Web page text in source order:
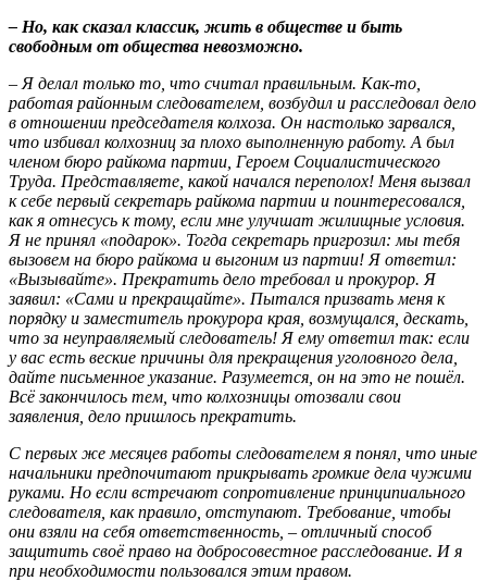
– Но, как сказал классик, жить в обществе и быть
свободным от общества невозможно.
– Я делал только то, что считал правильным. Как-то,
работая районным следователем, возбудил и расследовал дело
в отношении председателя колхоза. Он настолько зарвался,
что избивал колхозниц за плохо выполненную работу. А был
членом бюро райкома партии, Героем Социалистического
Труда. Представляете, какой начался переполох! Меня вызвал
к себе первый секретарь райкома партии и поинтересовался,
как я отнесусь к тому, если мне улучшат жилищные условия.
Я не принял «подарок». Тогда секретарь пригрозил: мы тебя
вызовем на бюро райкома и выгоним из партии! Я ответил:
«Вызывайте». Прекратить дело требовал и прокурор. Я
заявил: «Сами и прекращайте». Пытался призвать меня к
порядку и заместитель прокурора края, возмущался, дескать,
что за неуправляемый следователь! Я ему ответил так: если
у вас есть веские причины для прекращения уголовного дела,
дайте письменное указание. Разумеется, он на это не пошёл.
Всё закончилось тем, что колхозницы отозвали свои
заявления, дело пришлось прекратить.
С первых же месяцев работы следователем я понял, что иные
начальники предпочитают прикрывать громкие дела чужими
руками. Но если встречают сопротивление принципиального
следователя, как правило, отступают. Требование, чтобы
они взяли на себя ответственность, – отличный способ
защитить своё право на добросовестное расследование. И я
при необходимости пользовался этим правом.